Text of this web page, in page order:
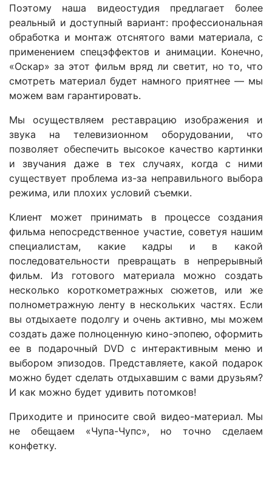
Поэтому наша видеостудия предлагает более
реальный и доступный вариант: профессиональная
обработка и монтаж отснятого вами материала, с
применением спецэффектов и анимации. Конечно,
«Оскар» за этот фильм вряд ли светит, но то, что
смотреть материал будет намного приятнее — мы
можем вам гарантировать.
Мы осуществляем реставрацию изображения и
звука на телевизионном оборудовании, что
позволяет обеспечить высокое качество картинки
и звучания даже в тех случаях, когда с ними
существует проблема из-за неправильного выбора
режима, или плохих условий съемки.
Клиент может принимать в процессе создания
фильма непосредственное участие, советуя нашим
специалистам, какие кадры и в какой
последовательности превращать в непрерывный
фильм. Из готового материала можно создать
несколько короткометражных сюжетов, или же
полнометражную ленту в нескольких частях. Если
вы отдыхаете подолгу и очень активно, мы можем
создать даже полноценную кино-эпопею, оформить
ее в подарочный DVD с интерактивным меню и
выбором эпизодов. Представляете, какой подарок
можно будет сделать отдыхавшим с вами друзьям?
И как можно будет удивить потомков!
Приходите и приносите свой видео-материал. Мы
не обещаем «Чупа-Чупс», но точно сделаем
конфетку.